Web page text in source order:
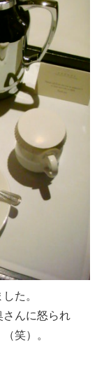
た。
さんに怒られ
笑）。